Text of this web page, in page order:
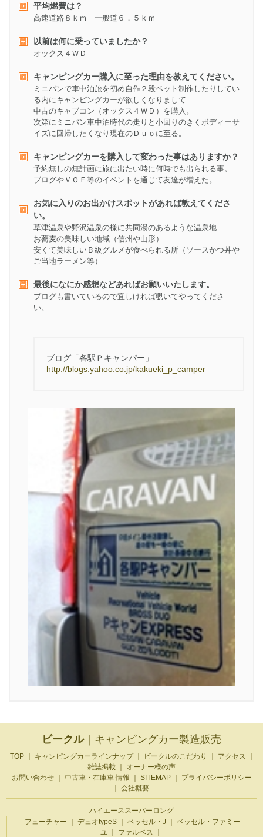
平均燃費は？
高速道路８ｋｍ 一般道６．５ｋｍ
以前は何に乗っていましたか？
オックス４ＷＤ
キャンピングカー購入に至った理由を教えてください。
ミニバンで車中泊旅を初め自作２段ベット制作したりしてい
る内にキャンピングカーが欲しくなりまして
中古のキャブコン（オックス４ＷＤ）を購入。
次第にミニバン車中泊時代の走りと小回りのきくボディーサ
イズに回帰したくなり現在のＤｕｏに至る。
キャンピングカーを購入して変わった事はありますか？
予約無しの無計画に旅に出たい時に何時でも出られる事。
ブログやＶＯＦ等のイベントを通じて友達が増えた。
お気に入りのお出かけスポットがあれば教えてくださ
い。
草津温泉や野沢温泉の様に共同湯のあるような温泉地
お蕎麦の美味しい地域（信州や山形）
安くて美味しいＢ級グルメが食べられる所（ソースかつ丼や
ご当地ラーメン等）
最後になにか感想などあればお願いいたします。
ブログも書いているので宜しければ覗いてやってくださ
い。
ブログ「各駅Ｐキャンパー」
http://blogs.yahoo.co.jp/kakueki_p_camper
ビークル｜キャンピングカー製造販売
TOP ｜ キャンピングカーラインナップ ｜ ビークルのこだわり ｜ アクセス
｜
雑誌掲載 ｜
オーナー様の声
お問い合わせ
｜ 中古車・在庫車 情報 ｜ SITEMAP ｜
プライバシーポリシー
｜ 会社概要
ハイエーススーパーロング
フューチャー
｜ デュオtypeS ｜ ベッセル・J ｜ ベッセル・ファミー
ユ
｜ ファルベス ｜